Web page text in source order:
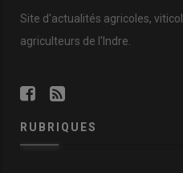
Site d'actualités agricoles,
agriculteurs de l'Indre.
RUBRIQUES